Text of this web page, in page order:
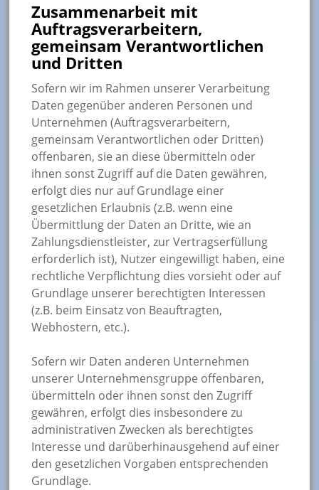
Zusammenarbeit mit
Auftragsverarbeitern,
gemeinsam Verantwortlichen
und Dritten
Sofern wir im Rahmen unserer Verarbeitung
Daten gegenüber anderen Personen und
Unternehmen (Auftragsverarbeitern,
gemeinsam Verantwortlichen oder Dritten)
offenbaren, sie an diese übermitteln oder
ihnen sonst Zugriff auf die Daten gewähren,
erfolgt dies nur auf Grundlage einer
gesetzlichen Erlaubnis (z.B. wenn eine
Übermittlung der Daten an Dritte, wie an
Zahlungsdienstleister, zur Vertragserfüllung
erforderlich ist), Nutzer eingewilligt haben, eine
rechtliche Verpflichtung dies vorsieht oder auf
Grundlage unserer berechtigten Interessen
(z.B. beim Einsatz von Beauftragten,
Webhostern, etc.).
Sofern wir Daten anderen Unternehmen
unserer Unternehmensgruppe offenbaren,
übermitteln oder ihnen sonst den Zugriff
gewähren, erfolgt dies insbesondere zu
administrativen Zwecken als berechtigtes
Interesse und darüberhinausgehend auf einer
den gesetzlichen Vorgaben entsprechenden
Grundlage.